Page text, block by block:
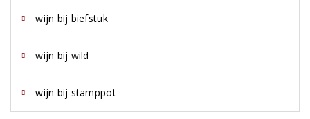
wijn bij biefstuk
wijn bij wild
wijn bij stamppot